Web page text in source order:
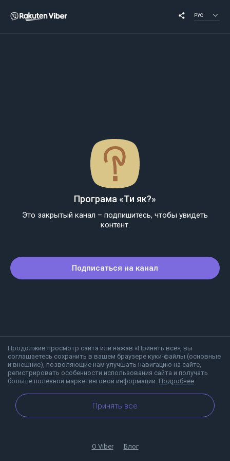
РУС
Продолжив просмотр сайта или нажав «Принять все», вы
соглашаетесь сохранить в вашем браузере куки-файлы (основные
и внешние), позволяющие нам улучшать навигацию на сайте,
регистрировать особенности использования сайта и получать
больше полезной маркетинговой информации. Подробнее
Принять все
Програма «Ти як?»
Это закрытый канал – подпишитесь, чтобы увидеть
контент.
Подписаться на канал
О Viber Блог